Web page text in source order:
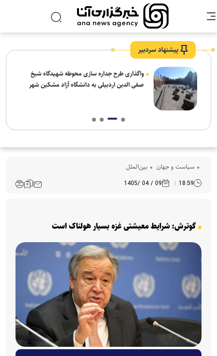
پیشنهاد سردبیر
واگذاری طرح جداره سازی محوطه شهیدگاه شیخ
صفی الدین اردبیلی به دانشگاه آزاد مشکین شهر
سیاست و جهان بین‌الملل
18:59
09 / 04 /1405
گوترش: شرایط معیشتی غزه بسیار هولناک است